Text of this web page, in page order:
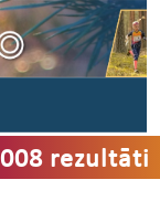
rezultāti